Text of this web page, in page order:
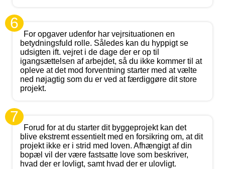
6
For opgaver udenfor har vejrsituationen en
betydningsfuld rolle. Således kan du hyppigt se
udsigten ift. vejret i de dage der er op til
igangsættelsen af arbejdet, så du ikke kommer til at
opleve at det mod forventning starter med at vælte
ned nøjagtig som du er ved at færdiggøre dit store
projekt.
7
Forud for at du starter dit byggeprojekt kan det
blive ekstremt essentielt med en forsikring om, at dit
projekt ikke er i strid med loven. Afhængigt af din
bopæl vil der være fastsatte love som beskriver,
hvad der er lovligt, samt hvad der er ulovligt.